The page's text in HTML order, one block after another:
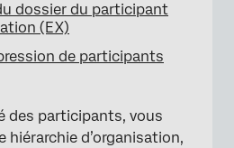
dossier du participant
(EX)
de participants
des participants, vous
hiérarchie d’organisation,